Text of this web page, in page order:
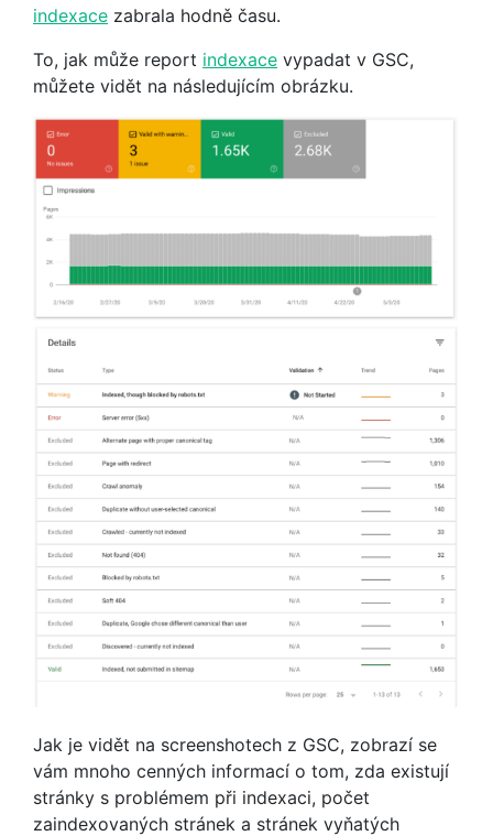
indexace zabrala hodně času.
To, jak může report indexace vypadat v GSC,
můžete vidět na následujícím obrázku.
Jak je vidět na screenshotech z GSC, zobrazí se
vám mnoho cenných informací o tom, zda existují
stránky s problémem při indexaci, počet
zaindexovaných stránek a stránek vyňatých